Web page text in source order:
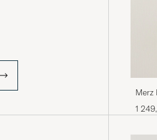
Merz
Shirt
1